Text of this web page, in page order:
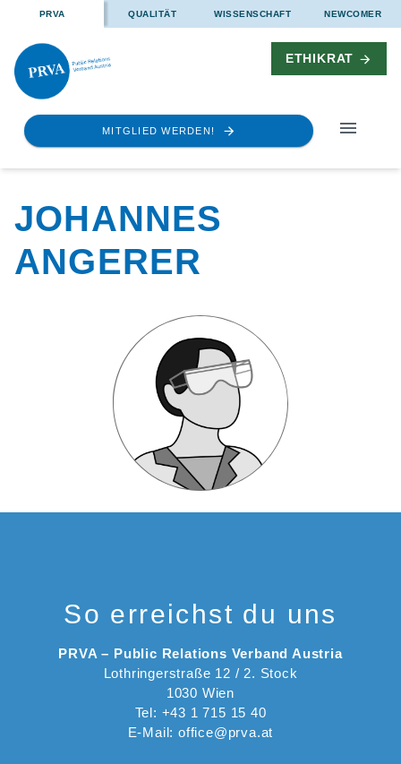
PRVA QUALITÄT WISSENSCHAFT NEWCOMER
ETHIKRAT
MITGLIED WERDEN!
JOHANNES
ANGERER
So erreichst du uns
PRVA – Public Relations Verband Austria
Lothringerstraße 12 / 2. Stock
1030 Wien
Tel: +43 1 715 15 40
E-Mail: office@prva.at